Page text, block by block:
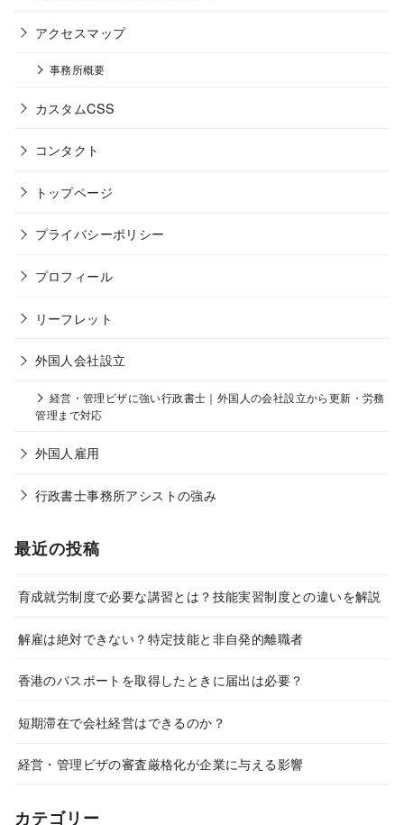
アクセスマップ
事務所概要
カスタムCSS
コンタクト
トップページ
プライバシーポリシー
プロフィール
リーフレット
外国人会社設立
経営・管理ビザに強い行政書士｜外国人の会社設立から更新・労務
管理まで対応
外国人雇用
行政書士事務所アシストの強み
最近の投稿
育成就労制度で必要な講習とは？技能実習制度との違いを解説
解雇は絶対できない？特定技能と非自発的離職者
香港のパスポートを取得したときに届出は必要？
短期滞在で会社経営はできるのか？
経営・管理ビザの審査厳格化が企業に与える影響
カテゴリー